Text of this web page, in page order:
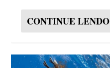
CONTINUE LENDO